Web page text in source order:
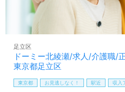
ドーミー北綾瀬/求人/介護職/
東京都足立区
足立区
東京都 お見逃しなく！ 駅近 収入